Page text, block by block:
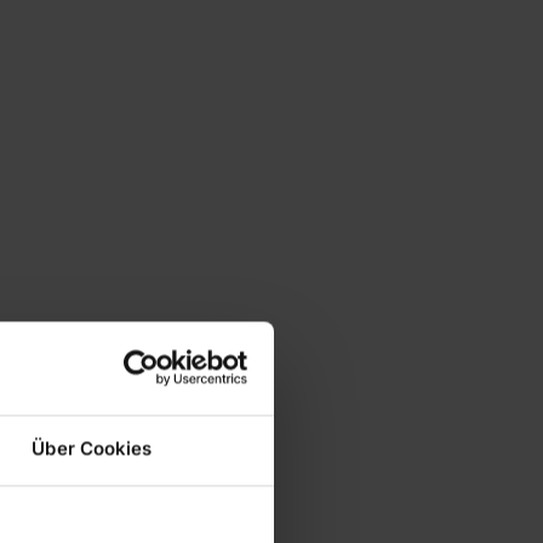
Über Cookies